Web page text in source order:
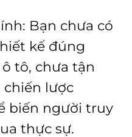
Bạn chưa có
kế đúng
tô, chưa tận
chiến lược
biến người truy
thực sự.